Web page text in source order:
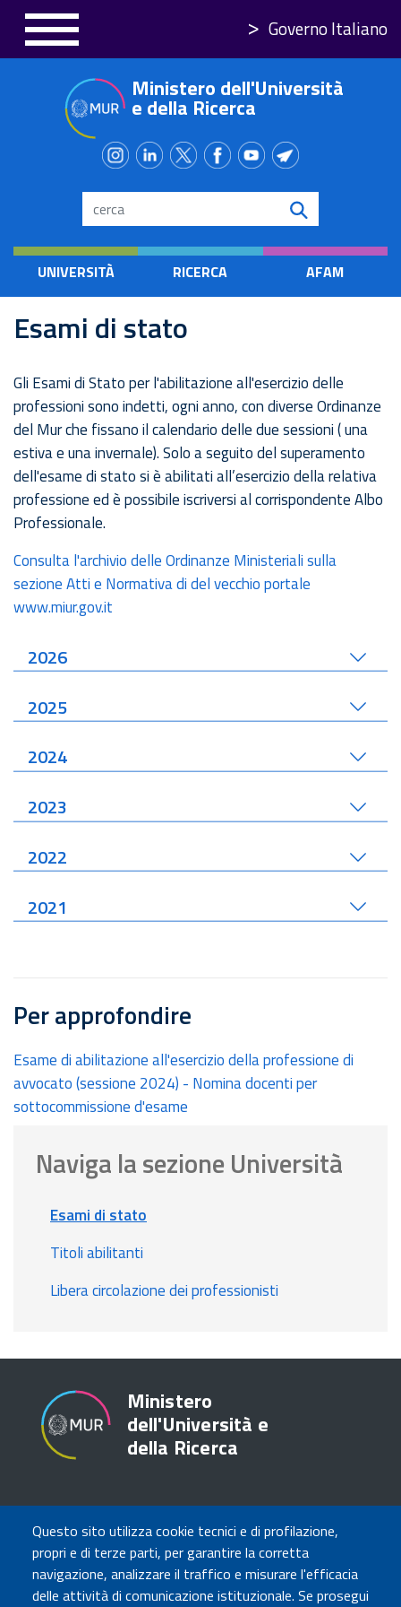
principale
Governo Italiano
Questo sito utilizza cookie tecnici e di profilazione,
propri e di terze parti, per garantire la corretta
navigazione, analizzare il traffico e misurare l'efficacia
delle attività di comunicazione istituzionale. Se prosegui
Ministero dell'Università
e della Ricerca
Search
UNIVERSITÀ RICERCA AFAM
Esami di stato
Gli Esami di Stato per l'abilitazione all'esercizio delle
professioni sono indetti, ogni anno, con diverse Ordinanze
del Mur che fissano il calendario delle due sessioni ( una
estiva e una invernale). Solo a seguito del superamento
dell'esame di stato si è abilitati all’esercizio della relativa
professione ed è possibile iscriversi al corrispondente Albo
Professionale.
Consulta l'archivio delle Ordinanze Ministeriali sulla
sezione Atti e Normativa di del vecchio portale
www.miur.gov.it
2026
2025
2024
2023
2022
2021
Per approfondire
Esame di abilitazione all'esercizio della professione di
avvocato (sessione 2024) - Nomina docenti per
sottocommissione d'esame
Naviga la sezione Università
Esami di stato
Titoli abilitanti
Libera circolazione dei professionisti
Ministero
dell'Università e
della Ricerca
TRASPARENZA
Amministrazione Trasparente
Atti di notifica
Albo online